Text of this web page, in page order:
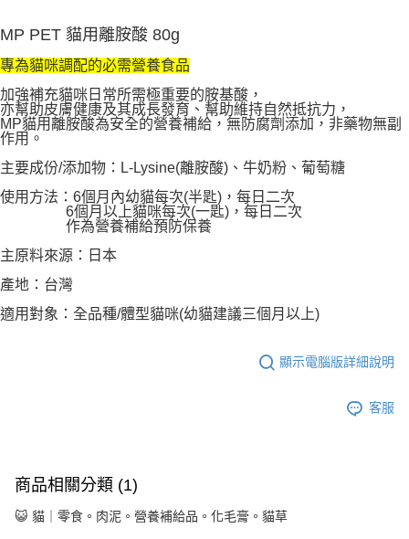
ATM／網路銀行／等多元方式進行付款，方視為交易完成。
購買商品的店家。未經商家同意取消之訂單仍視為有效，需透過AFTEE先享
後付繳納相關費用。
※ 交易是否成功請以「AFTEE先享後付 」之結帳頁面顯示為準，若有關於
是否繳費成功／繳費後需取消欲退款等相關疑問，請聯繫「AFTEE先享後付
客戶支援中心」
【注意事項】
易，需依本服務之必要範圍內提供個人資料，並將交易相關給付款項請求債
權轉讓予恩沛科技股份有限公司。
２．關於個人資料處理事宜，請瀏覽以下網址：
https://aftee.tw/terms/#terms3
「AFTEE先享後付」，若未經同意申辦者引起之損失，本公司不負相關責
４．使用「AFTEE先享後付」時，將依據個別帳號之用戶狀況，依本公司即
５．嚴禁一人註冊多個帳號或使用他人資訊註冊。若發現惡意使用之情形，
宅配【偏遠地區-依黑貓物流所公告地區為主】
每筆NT$250
MP PET 貓用離胺酸 80g
專為貓咪調配的必需營養食品
加強補充貓咪日常所需極重要的胺基酸，
亦幫助皮膚健康及其成長發育、幫助維持自然抵抗力，
MP貓用離胺酸為安全的營養補給，無防腐劑添加，非藥物無副
作用。
主要成份/添加物：L-Lysine(離胺酸)、牛奶粉、葡萄糖
使用方法：6個月內幼貓每次(半匙)，每日二次
6個月以上貓咪每次(一匙)，每日二次
作為營養補給預防保養
主原料來源：日本
產地：台灣
適用對象：全品種/體型貓咪(幼貓建議三個月以上)
顯示電腦版詳細說明
客服
商品相關分類 (1)
😺 貓｜零食。肉泥。營養補給品。化毛膏。貓草